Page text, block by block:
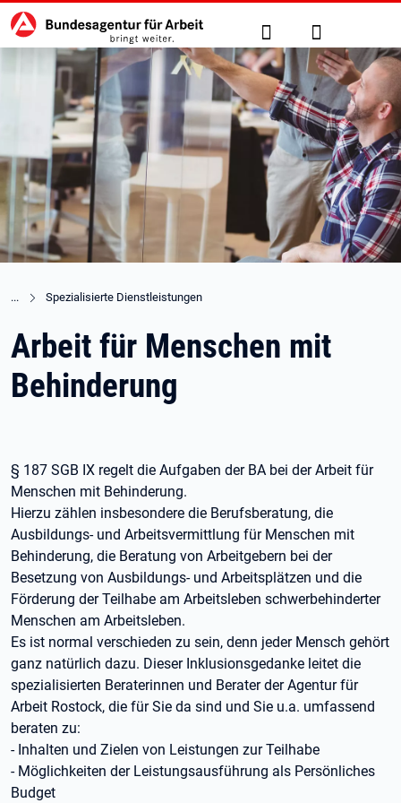
zu den Hauptinhalten springen
Hauptnavigation Suche Anmelden
Spezialisierte Dienstleistungen
Arbeit für Menschen mit
Behinderung
§ 187 SGB IX regelt die Aufgaben der BA bei der Arbeit für
Menschen mit Behinderung.
Hierzu zählen insbesondere die Berufsberatung, die
Ausbildungs- und Arbeitsvermittlung für Menschen mit
Behinderung, die Beratung von Arbeitgebern bei der
Besetzung von Ausbildungs- und Arbeitsplätzen und die
Förderung der Teilhabe am Arbeitsleben schwerbehinderter
Menschen am Arbeitsleben.
Es ist normal verschieden zu sein, denn jeder Mensch gehört
ganz natürlich dazu. Dieser Inklusionsgedanke leitet die
spezialisierten Beraterinnen und Berater der Agentur für
Arbeit Rostock, die für Sie da sind und Sie u.a. umfassend
beraten zu:
- Inhalten und Zielen von Leistungen zur Teilhabe
- Möglichkeiten der Leistungsausführung als Persönliches
Budget